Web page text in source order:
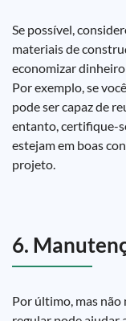
Se possível,
materiais de
economizar
Por exemplo, se
pode ser capaz de
entanto, certifique-
estejam em boas
projeto.
6.
Por último, mas